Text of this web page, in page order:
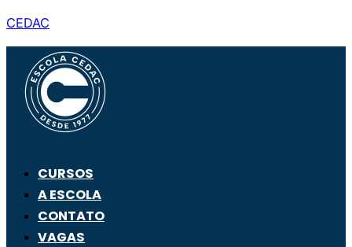
CEDAC
CURSOS
A ESCOLA
CONTATO
VAGAS